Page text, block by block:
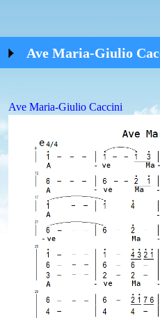
Ave Maria-Giulio
Ave Maria-Giulio Caccini